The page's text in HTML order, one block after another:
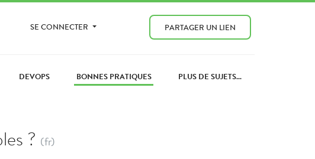
SE CONNECTER PARTAGER UN LIEN
DEVOPS BONNES PRATIQUES PLUS DE SUJETS...
? (fr)